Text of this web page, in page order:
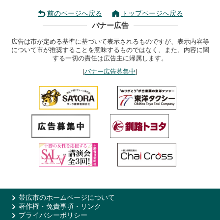
前のページへ戻る トップページへ戻る
バナー広告
広告は市が定める基準に基づいて表示されるものですが、表示内容等
について市が推奨することを意味するものではなく、また、内容に関
する一切の責任は広告主に帰属します。
[バナー広告募集中]
帯広市のホームページについて
著作権・免責事項・リンク
プライバシーポリシー